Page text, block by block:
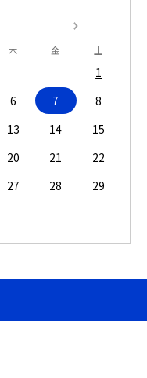
木 金 土
1
6 7
8
13 14
15
20 21
22
27 28
29